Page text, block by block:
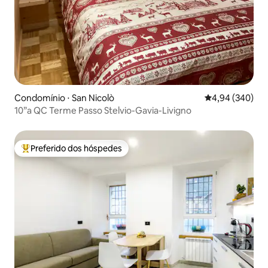
Condomínio ⋅ San Nicolò 4,94 de uma
4,94 (340)
10”a QC Terme Passo Stelvio-Gavia-Livigno
Entre os melhores preferidos dos hóspedes
Preferido dos hóspedes